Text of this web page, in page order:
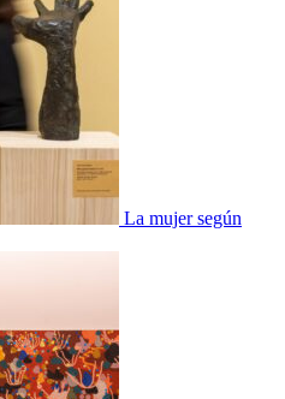
La mujer según